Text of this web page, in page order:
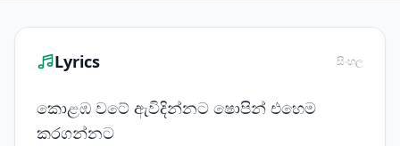
Lyrics සිංහල
කොළඹ වටේ ඇවිදින්නට ෂොපින් එහෙම
කරගන්නට